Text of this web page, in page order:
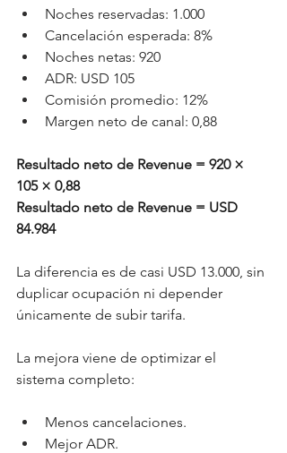
Noches reservadas: 1.000
Cancelación esperada: 8%
Noches netas: 920
ADR: USD 105
Comisión promedio: 12%
Margen neto de canal: 0,88
Resultado neto de Revenue = 920 ×
105 × 0,88
Resultado neto de Revenue = USD
84.984
La diferencia es de casi USD 13.000, sin
duplicar ocupación ni depender
únicamente de subir tarifa.
La mejora viene de optimizar el
sistema completo:
Menos cancelaciones.
Mejor ADR.